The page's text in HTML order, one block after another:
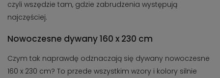
czyli wszędzie tam, gdzie zabrudzenia występują
najczęściej.
Nowoczesne dywany 160 x 230 cm
Czym tak naprawdę odznaczają się dywany nowoczesne
160 x 230 cm? To przede wszystkim wzory i kolory silnie